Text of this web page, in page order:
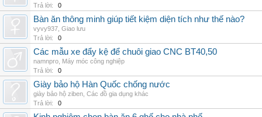
Trả lời:
0
Bàn ăn thông minh giúp tiết kiệm diện tích như thế nào?
vyvy937 Giao lưu
Trả lời:
0
Các mẫu xe đẩy kệ để chuôi giao CNC BT40,50
namnpro Máy móc công nghiệp
Trả lời:
0
Giày bảo hộ Hàn Quốc chống nước
giày bảo hộ ziben Các đồ gia dụng khác
Trả lời:
0